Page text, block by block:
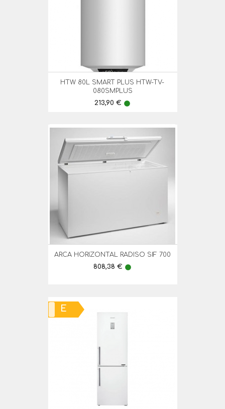
HTW 80L SMART PLUS HTW-TV-
080SMPLUS
Preço
213,90 € lens
ARCA HORIZONTAL RADISO SIF 700
Preço
808,38 € lens
E